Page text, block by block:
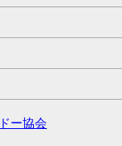
ー協会